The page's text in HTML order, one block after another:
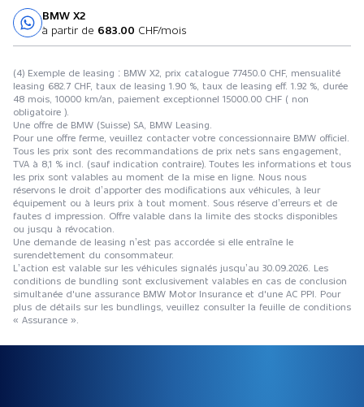
BMW X2
à partir de 683.00 CHF/mois
(4) Exemple de leasing : BMW X2, prix catalogue 77450.0 CHF, mensualité
leasing 682.7 CHF, taux de leasing 1.90 %, taux de leasing eff. 1.92 %, durée
48 mois, 10000 km/an, paiement exceptionnel 15000.00 CHF ( non
obligatoire ).
Une offre de BMW (Suisse) SA, BMW Leasing.
Pour une offre ferme, veuillez contacter votre concessionnaire BMW officiel.
Tous les prix sont des recommandations de prix nets sans engagement,
TVA à 8,1 % incl. (sauf indication contraire). Toutes les informations et tous
les prix sont valables au moment de la mise en ligne. Nous nous
réservons le droit d’apporter des modifications aux véhicules, à leur
équipement ou à leurs prix à tout moment. Sous réserve d’erreurs et de
fautes d impression. Offre valable dans la limite des stocks disponibles
ou jusqu à révocation.
Une demande de leasing n’est pas accordée si elle entraîne le
surendettement du consommateur.
L’action est valable sur les véhicules signalés jusqu’au 30.09.2026. Les
conditions de bundling sont exclusivement valables en cas de conclusion
simultanée d'une assurance BMW Motor Insurance et d'une AC PPI. Pour
plus de détails sur les bundlings, veuillez consulter la feuille de conditions
« Assurance ».